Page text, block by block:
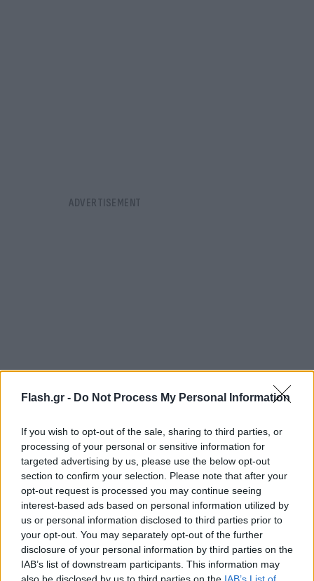
Flash.gr - Do Not Process My Personal Information
If you wish to opt-out of the sale, sharing to third parties, or
processing of your personal or sensitive information for
targeted advertising by us, please use the below opt-out
section to confirm your selection. Please note that after your
opt-out request is processed you may continue seeing
interest-based ads based on personal information utilized by
us or personal information disclosed to third parties prior to
your opt-out. You may separately opt-out of the further
disclosure of your personal information by third parties on the
IAB’s list of downstream participants. This information may
also be disclosed by us to third parties on the IAB’s List of
Έχω λάβει μηνύματα από γυναίκες
δημοσιογράφους που έχουν περάσει τα ίδια. Κανείς
συνάδελφος να μη βρεθεί σε αυτή τη θέση. Δεν
έχουμε τρελαθεί! Ο Γιώργος είναι 30 χρόνια στο
χώρο, εγώ 16. Δεν ξυπνήσαμε μια μέρα και είπαμε,
και ειδικά εγώ εγκυμονούσα, τι να κάνω σήμερα; Να
πάω να πάω να ξεκινήσω μια δίκη», πρόσθεσε η
Ρέβη.